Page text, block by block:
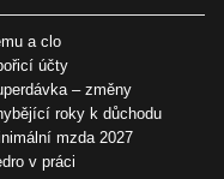
a clo
účty
– změny
roky k důchodu
mzda 2027
v práci